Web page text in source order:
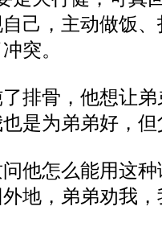
己，主动做饭
突。
排骨， 他想让弟
是为弟弟好，
他怎么能用这
地，弟弟劝我，